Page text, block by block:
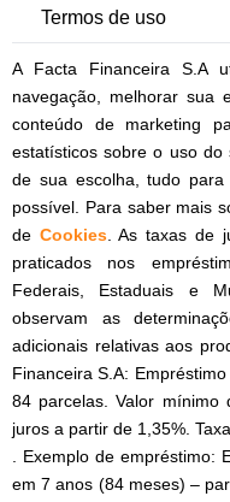
Termos de uso
A Facta Financeira S.A
navegação, melhorar sua
conteúdo de marketing
estatísticos sobre o uso
de sua escolha, tudo
possível. Para saber mais
de Cookies. As taxas de
praticados nos
Federais, Estaduais e
observam as
adicionais relativas aos
Financeira S.A:
84 parcelas. Valor mínimo
juros a partir de 1,35%.
. Exemplo de
em 7 anos (84 meses) –